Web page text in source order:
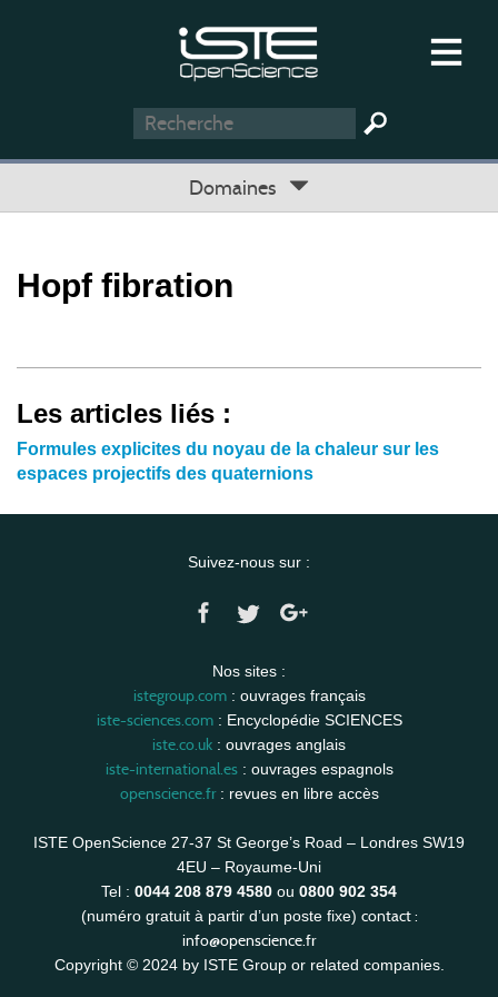
Domaines
Hopf fibration
Les articles liés :
Formules explicites du noyau de la chaleur sur les
espaces projectifs des quaternions
Suivez-nous sur :
Nos sites :
istegroup.com: ouvrages français
iste-sciences.com: Encyclopédie SCIENCES
iste.co.uk : ouvrages anglais
iste-international.es: ouvrages espagnols
openscience.fr: revues en libre accès
ISTE OpenScience 27-37 St George’s Road – Londres SW19
4EU – Royaume-Uni
Tel : 0044 208 879 4580 ou 0800 902 354
(numéro gratuit à partir d’un poste fixe) contact :
info@openscience.fr
Copyright © 2024 by ISTE Group or related companies.